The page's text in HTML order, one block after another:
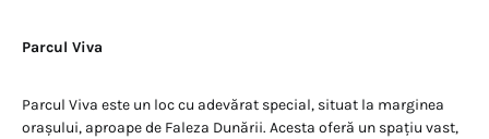
Parcul Viva
Parcul Viva este un loc cu adevărat special, situat la marginea
orașului, aproape de Faleza Dunării. Acesta oferă un spațiu vast,